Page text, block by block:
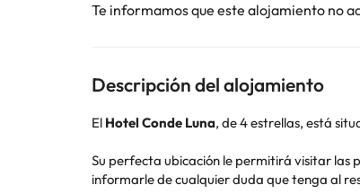
Te informamos que este alojamiento no
Descripción del alojamiento
El Hotel Conde Luna, de 4 estrellas, está
Su perfecta ubicación le permitirá visitar las
informarle de cualquier duda que tenga al